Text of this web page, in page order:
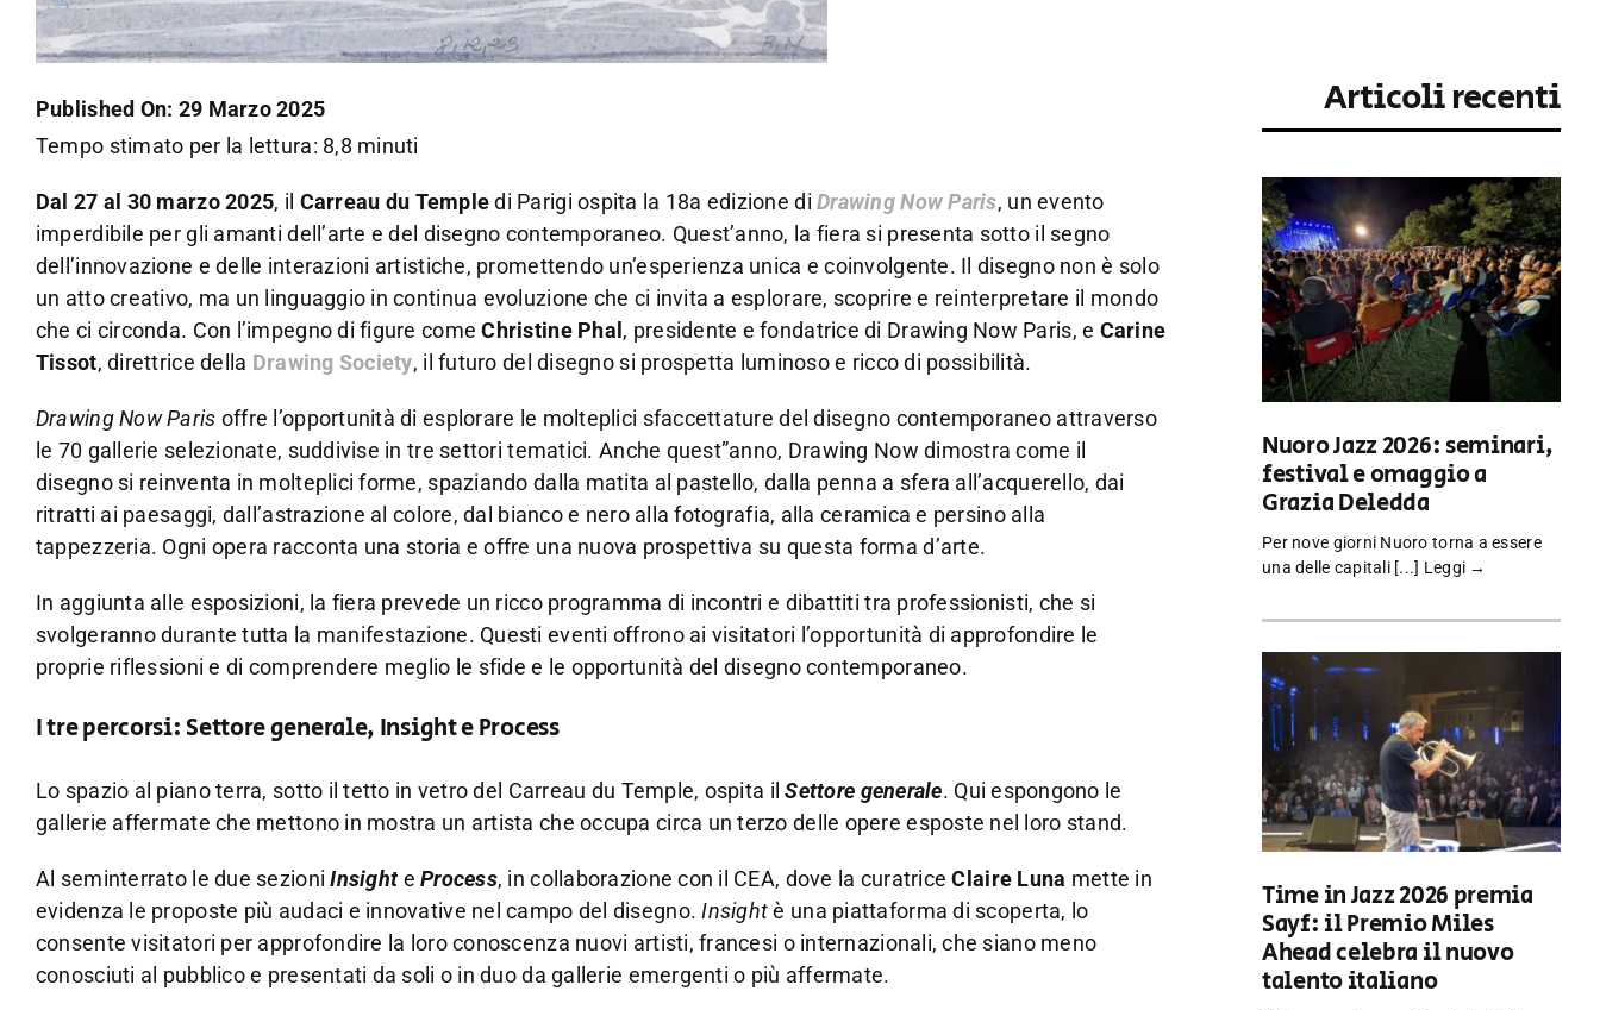
Published On: 29 Marzo 2025
Tempo stimato per la lettura: 8,8 minuti
Dal 27 al 30 marzo 2025, il Carreau du Templedi Parigi ospita la 18a edizione diDrawing Now Paris, un evento
imperdibile per gli amanti dell’arte e del disegno contemporaneo. Quest’anno, la fiera si presenta sotto il segno
dell’innovazione e delle interazioni artistiche, promettendo un’esperienza unica e coinvolgente. Il disegno non è solo
un atto creativo, ma un linguaggio in continua evoluzione che ci invita a esplorare, scoprire e reinterpretare il mondo
che ci circonda. Con l’impegno di figure comeChristine Phal , presidente e fondatrice di Drawing Now Paris, e Carine
Tissot, direttrice della Drawing Society, il futuro del disegno si prospetta luminoso e ricco di possibilità.
Drawing Now Paris offre l’opportunità di esplorare le molteplici sfaccettature del disegno contemporaneo attraverso
le 70 gallerie selezionate, suddivise in tre settori tematici. Anche quest”anno, Drawing Now dimostra come il
disegno si reinventa in molteplici forme, spaziando dalla matita al pastello, dalla penna a sfera all’acquerello, dai
ritratti ai paesaggi, dall’astrazione al colore, dal bianco e nero alla fotografia, alla ceramica e persino alla
tappezzeria. Ogni opera racconta una storia e offre una nuova prospettiva su questa forma d’arte.
In aggiunta alle esposizioni, la fiera prevede un ricco programma di incontri e dibattiti tra professionisti, che si
svolgeranno durante tutta la manifestazione. Questi eventi offrono ai visitatori l’opportunità di approfondire le
proprie riflessioni e di comprendere meglio le sfide e le opportunità del disegno contemporaneo.
I tre percorsi: Settore generale, Insight e Process
Lo spazio al piano terra, sotto il tetto in vetro del Carreau du Temple, ospita ilSettore generale. Qui espongono le
gallerie affermate che mettono in mostra un artista che occupa circa un terzo delle opere esposte nel loro stand.
Al seminterrato le due sezioniInsight eProcess, in collaborazione con il CEA, dove la curatriceClaire Luna mette in
evidenza le proposte più audaci e innovative nel campo del disegno.Insightè una piattaforma di scoperta, lo
consente visitatori per approfondire la loro conoscenza nuovi artisti, francesi o internazionali, che siano meno
conosciuti al pubblico e presentati da soli o in duo da gallerie emergenti o più affermate.
Articoli recenti
Nuoro Jazz 2026: seminari,
festival e omaggio a
Grazia Deledda
Per nove giorni Nuoro torna a essere
una delle capitali [...] Leggi →
Time in Jazz 2026 premia
Sayf: il Premio Miles
Ahead celebra il nuovo
talento italiano